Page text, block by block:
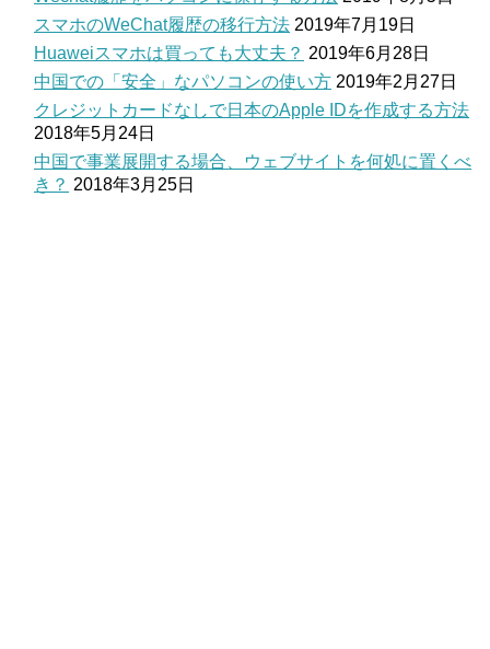
スマホのWeChat履歴の移行方法 2019年7月19日
Huaweiスマホは買っても大丈夫？ 2019年6月28日
中国での「安全」なパソコンの使い方 2019年2月27日
クレジットカードなしで日本のApple IDを作成する方法
2018年5月24日
中国で事業展開する場合、ウェブサイトを何処に置くべ
き？ 2018年3月25日